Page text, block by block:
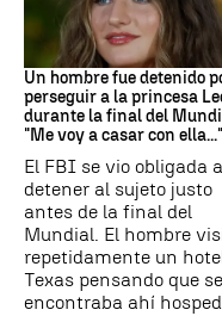
Mundial 2026
Un hombre fue detenido
perseguir a la princesa
durante la final del
"Me voy a casar con ella..."
El FBI se vio obligada a
detener al sujeto justo
antes de la final del
Mundial. El hombre
repetidamente un
Texas pensando que se
encontraba ahí